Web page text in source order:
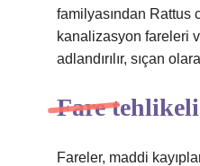
familyasından Rattus
kanalizasyon fareleri
adlandırılır, sıçan
Fare
Fareler, maddi